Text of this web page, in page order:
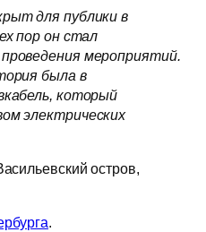
для публики в
пор он стал
мероприятий.
была в
который
электрических
остров,
.